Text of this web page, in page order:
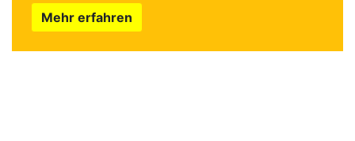
Mehr erfahren